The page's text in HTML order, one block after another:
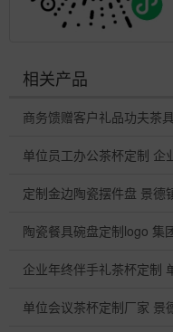
相关产品
商务馈赠客户礼品功夫茶
单位员工办公茶杯定制 企
定制金边陶瓷摆件盘 景德
陶瓷餐具碗盘定制logo 集
企业年终伴手礼茶杯定制
单位会议茶杯定制厂家 景